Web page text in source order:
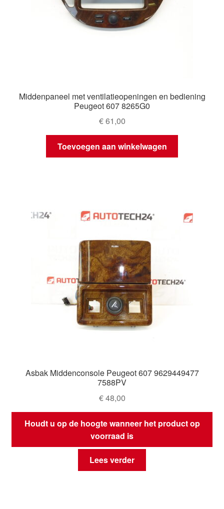
Middenpaneel met ventilatieopeningen en bediening
Peugeot 607 8265G0
€61,00
Toevoegen aan winkelwagen
Asbak Middenconsole Peugeot 607 9629449477
7588PV
€48,00
Houdt u op de hoogte wanneer het product op
voorraad is
Lees verder